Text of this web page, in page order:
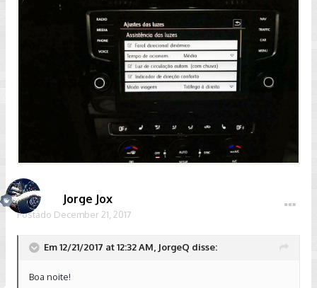
Jorge Jox
Postado December 21, 2017
Em 12/21/2017 at 12:32 AM, JorgeQ disse:
Boa noite!